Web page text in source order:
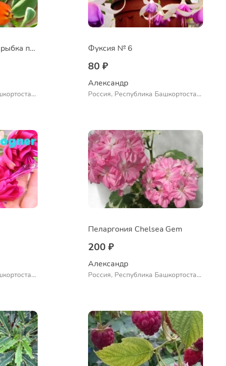
Нематантус Золотая рыбка пестролистный Фуксия № 6
80 ₽
Александр
Россия, Республика Башкортостан,
Пеларгония Chelsea Gem
200 ₽
Александр
Россия, Республика Башкортостан,